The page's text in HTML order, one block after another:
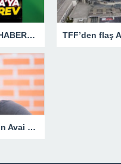
GALATASARAY HABERLERİ: Okan Buruk’tan Muslera’ya özel görev
Alex de Souza'nın Avai takımıyla teknik direktörlük deneyimi kısa sürdü